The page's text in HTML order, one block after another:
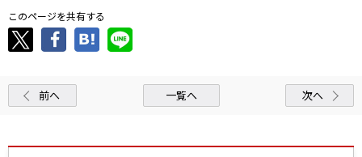
このページを共有する
前へ 一覧へ 次へ